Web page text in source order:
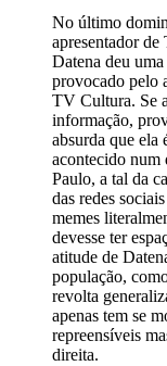
No último
apresentador
Datena deu
provocado pelo
TV Cultura. Se
informação,
absurda que ela
acontecido num
Paulo, a tal da
das redes
memes
devesse ter
atitude de
população,
revolta
apenas tem se
repreensíveis
direita.